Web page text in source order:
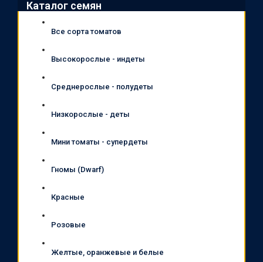
Каталог семян
Все сорта томатов
Высокорослые - индеты
Среднерослые - полудеты
Низкорослые - деты
Мини томаты - супердеты
Гномы (Dwarf)
Красные
Розовые
Желтые, оранжевые и белые